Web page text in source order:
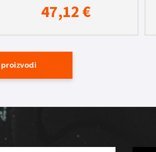
47,12€